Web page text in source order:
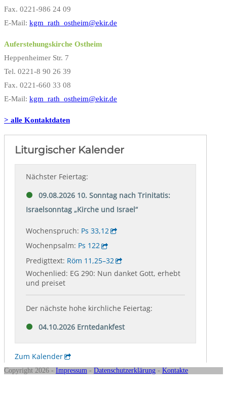
Fax. 0221-986 24 09
E-Mail: kgm_rath_ostheim@ekir.de
Auferstehungskirche Ostheim
Heppenheimer Str. 7
Tel. 0221-8 90 26 39
Fax. 0221-660 33 08
E-Mail: kgm_rath_ostheim@ekir.de
> alle Kontaktdaten
Copyright 2026 - Impressum - Datenschutzerklärung - Kontakte